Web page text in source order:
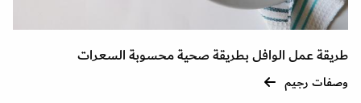
طريقة عمل الوافل بطريقة صحية محسوبة السعرات
وصفات رجيم